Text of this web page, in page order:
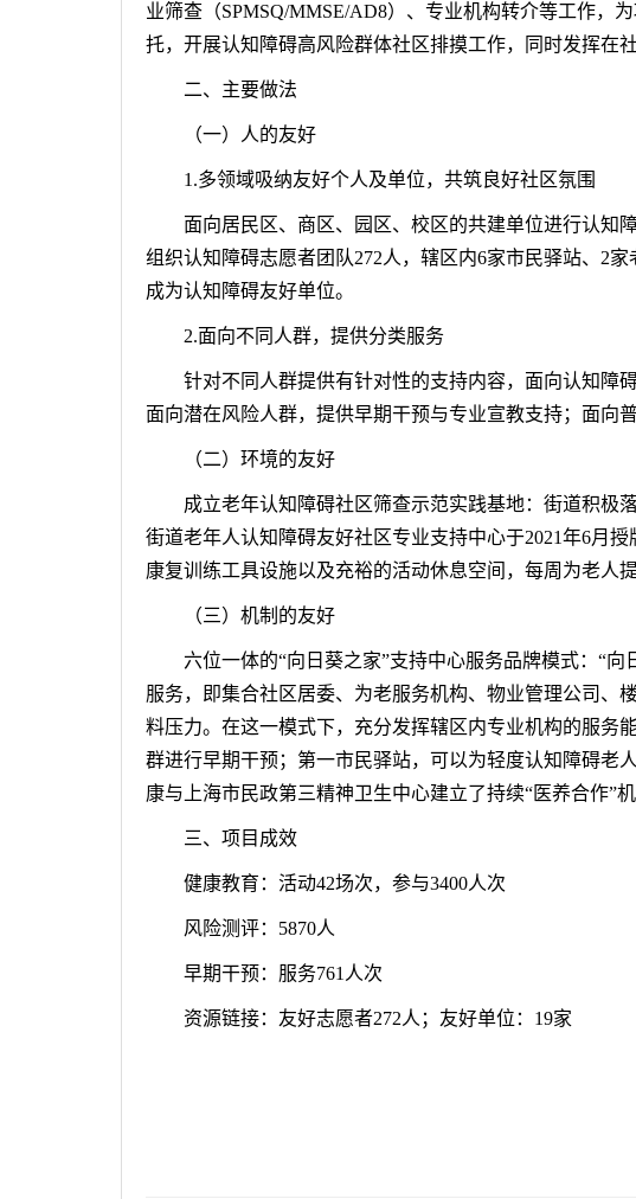
业筛查（SPMSQ/MMSE/AD8）、专业机构转介等工作，
托，开展认知障碍高风险群体社区排摸工作，同时发挥在
二、 主要做法
（一） 人的友好
1.多领域吸纳友好个人及单位，共筑良好社区氛围
面向居民区、商区、园区、校区的共建单位进行认知
组织认知障碍志愿者团队272人，辖区内6家市民驿站、2
成为认知障碍友好单位。
2.面向不同人群，提供分类服务
针对不同人群提供有针对性的支持内容，面向认知障
面向潜在风险人群，提供早期干预与专业宣教支持；面向
（二） 环境的友好
成立老年认知障碍社区筛查示范实践基地：街道积极
街道老年人认知障碍友好社区专业支持中心于2021年6月
康复训练工具设施以及充裕的活动休息空间，每周为老人
（三） 机制的友好
六位一体的“向日葵之家”支持中心服务品牌模式：“
服务，即集合社区居委、为老服务机构、物业管理公司、
料压力。在这一模式下，充分发挥辖区内专业机构的服务
群进行早期干预；第一市民驿站，可以为轻度认知障碍老
康与上海市民政第三精神卫生中心建立了持续“医养合作”
三、 项目成效
健康教育：活动42场次，参与3400人次
风险测评： 5870人
早期干预：服务761人次
资源链接：友好志愿者272人；友好单位：19家